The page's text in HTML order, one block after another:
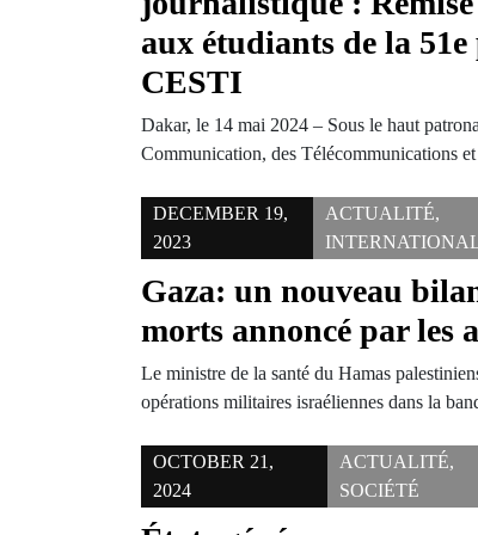
aux étudiants de la
CESTI
Dakar, le 14 mai 2024 – Sous le haut
Communication, des Télécommunications
DECEMBER 19,
2023
ACTUALITÉ,
Gaza: un nouveau
morts annoncé par les
Le ministre de la santé du Hamas
opérations militaires israéliennes dans la
OCTOBER 21,
2024
ACTUALITÉ,
SOCIÉTÉ